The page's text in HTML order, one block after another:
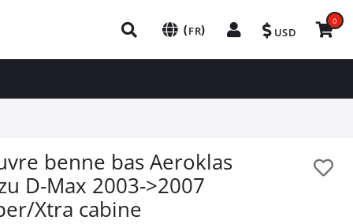
(FR) USD
0
benne bas Aeroklas
D-Max 2003->2007
Xtra cabine